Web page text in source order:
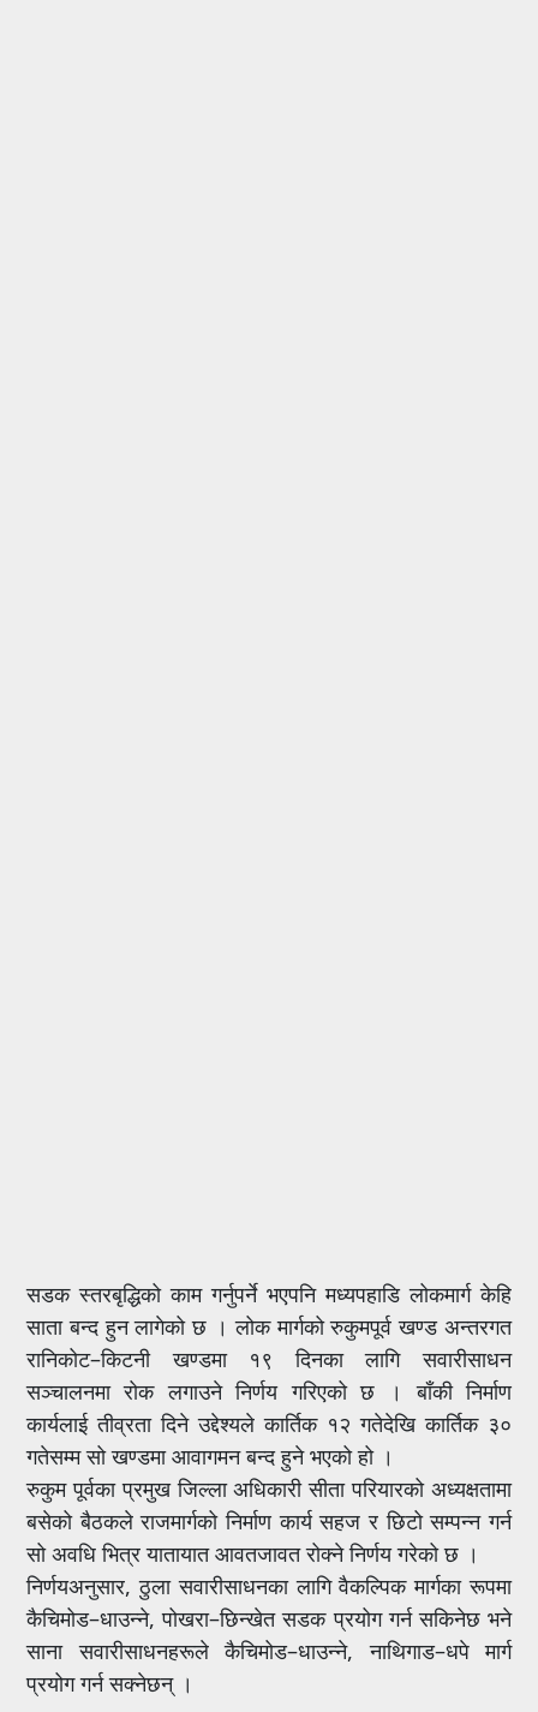
सडक स्तरबृद्धिको काम गर्नुपर्ने भएपनि मध्यपहाडि लोकमार्ग केहि
साता बन्द हुन लागेको छ । लोक मार्गको रुकुमपूर्व खण्ड अन्तरगत
रानिकोट–किटनी खण्डमा १९ दिनका लागि सवारीसाधन
सञ्चालनमा रोक लगाउने निर्णय गरिएको छ । बाँकी निर्माण
कार्यलाई तीव्रता दिने उद्देश्यले कार्तिक १२ गतेदेखि कार्तिक ३०
गतेसम्म सो खण्डमा आवागमन बन्द हुने भएको हो ।
रुकुम पूर्वका प्रमुख जिल्ला अधिकारी सीता परियारको अध्यक्षतामा
बसेको बैठकले राजमार्गको निर्माण कार्य सहज र छिटो सम्पन्न गर्न
सो अवधि भित्र यातायात आवतजावत रोक्ने निर्णय गरेको छ ।
निर्णयअनुसार, ठुला सवारीसाधनका लागि वैकल्पिक मार्गका रूपमा
कैचिमोड–धाउन्ने, पोखरा–छिन्खेत सडक प्रयोग गर्न सकिनेछ भने
साना सवारीसाधनहरूले कैचिमोड–धाउन्ने, नाथिगाड–धपे मार्ग
प्रयोग गर्न सक्नेछन् ।